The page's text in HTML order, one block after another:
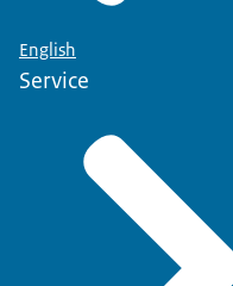
English
Service